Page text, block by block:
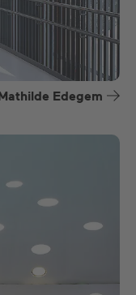
Edegem